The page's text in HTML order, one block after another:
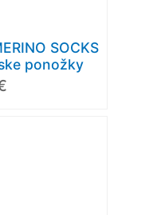
SOCKS
ponožky